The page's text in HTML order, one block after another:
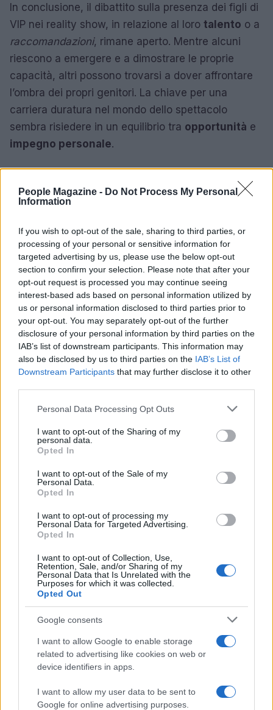
People Magazine - Do Not Process My Personal
Information
If you wish to opt-out of the sale, sharing to third parties, or
processing of your personal or sensitive information for
targeted advertising by us, please use the below opt-out
section to confirm your selection. Please note that after your
opt-out request is processed you may continue seeing
interest-based ads based on personal information utilized by
us or personal information disclosed to third parties prior to
your opt-out. You may separately opt-out of the further
disclosure of your personal information by third parties on the
IAB’s list of downstream participants. This information may
also be disclosed by us to third parties on the IAB’s List of
Downstream Participants that may further disclose it to other
Please note that this website/app uses one or more Google
not limited to your visit or usage behaviour. You may click to
grant or deny consent to Google and its third-party tags to
use your data for below specified purposes in below Google
consent section.
Personal Data Processing Opt Outs
I want to opt-out of the Sharing of my
personal data.
Opted In
I want to opt-out of the Sale of my
Personal Data.
Opted In
I want to opt-out of processing my
Personal Data for Targeted Advertising.
Opted In
I want to opt-out of Collection, Use,
Retention, Sale, and/or Sharing of my
Personal Data that Is Unrelated with the
Purposes for which it was collected.
Opted Out
Google consents
I want to allow Google to enable storage
related to advertising like cookies on web or
device identifiers in apps.
I want to allow my user data to be sent to
Google for online advertising purposes.
In conclusione, il dibattito sulla presenza dei figli di
VIP nei reality show, in relazione al loro talento o a
raccomandazioni, rimane aperto. Mentre alcuni
riescono a emergere e a dimostrare le proprie
capacità, altri possono trovarsi a dover affrontare
l’ombra dei propri genitori. La chiave per una
carriera duratura nel mondo dello spettacolo
sembra risiedere in un equilibrio tra opportunità e
impegno personale.
Il futuro dei reality show potrebbe riservare
sorprese, con una crescente domanda di
autenticità e talento genuino. Se i figli di VIP
il loro posto è giustificato non solo dal nome, ma
anche da un realemerito artistico .
AUTORE
AiAdhubMedia
Continua a leggere
PEOPLE NEWS